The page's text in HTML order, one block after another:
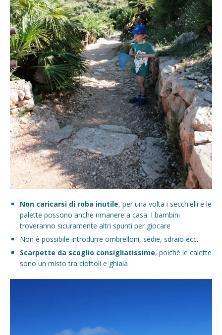
Non caricarsi di roba inutile, per una volta i secchielli e le
palette possono anche rimanere a casa. I bambini
troveranno sicuramente altri spunti per giocare
Non è possibile introdurre ombrelloni, sedie, sdraio ecc.
Scarpette da scoglio consigliatissime, poiché le calette
sono un misto tra ciottoli e ghiaia